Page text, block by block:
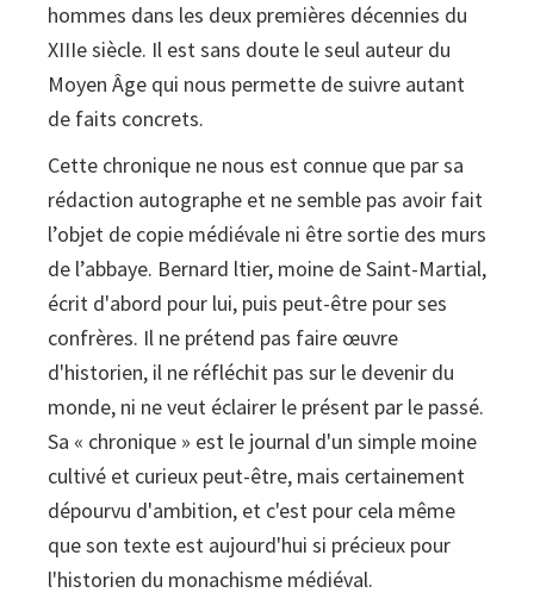
hommes dans les deux premières décennies du
XIIIe siècle. Il est sans doute le seul auteur du
Moyen Âge qui nous permette de suivre autant
de faits concrets.
Cette chronique ne nous est connue que par sa
rédaction autographe et ne semble pas avoir fait
l’objet de copie médiévale ni être sortie des murs
de l’abbaye. Bernard ltier, moine de Saint-Martial,
écrit d'abord pour lui, puis peut-être pour ses
confrères. Il ne prétend pas faire œuvre
d'historien, il ne réfléchit pas sur le devenir du
monde, ni ne veut éclairer le présent par le passé.
Sa « chronique » est le journal d'un simple moine
cultivé et curieux peut-être, mais certainement
dépourvu d'ambition, et c'est pour cela même
que son texte est aujourd'hui si précieux pour
l'historien du monachisme médiéval.